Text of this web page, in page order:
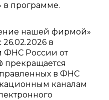
в программе.
нашей фирмой»
26.02.2026 в
ФНС России от
прекращается
в ФНС
каналам